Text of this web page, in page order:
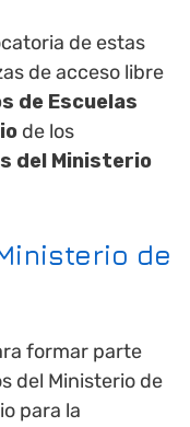
de estas
de acceso libre
de Escuelas
de los
del Ministerio
de
formar parte
del Ministerio de
para la